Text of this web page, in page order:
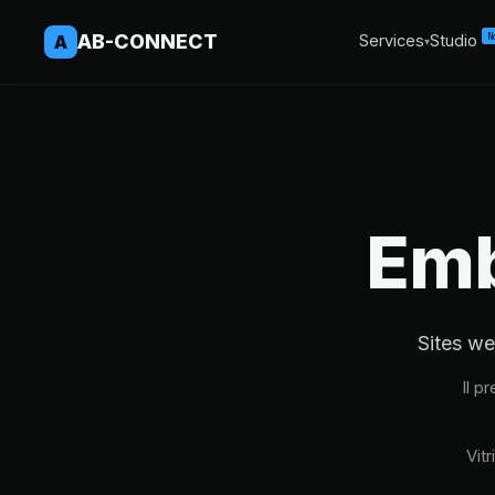
A AB-CONNECT Services▾Studio
Sites
Il